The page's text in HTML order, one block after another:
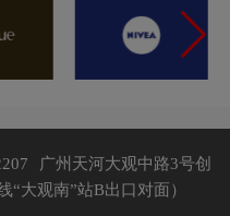
广州天河大观中路3号创
“大观南”站B出口对面）